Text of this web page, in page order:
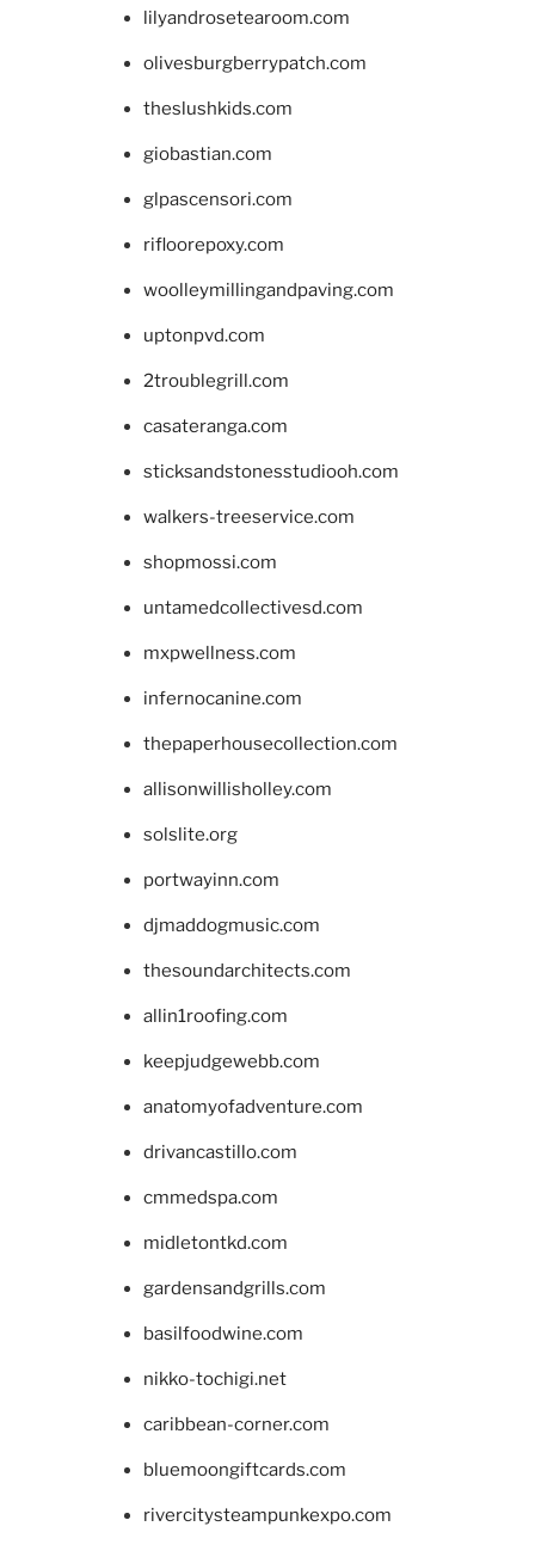
lilyandrosetearoom.com
olivesburgberrypatch.com
theslushkids.com
giobastian.com
glpascensori.com
rifloorepoxy.com
woolleymillingandpaving.com
uptonpvd.com
2troublegrill.com
casateranga.com
sticksandstonesstudiooh.com
walkers-treeservice.com
shopmossi.com
untamedcollectivesd.com
mxpwellness.com
infernocanine.com
thepaperhousecollection.com
allisonwillisholley.com
solslite.org
portwayinn.com
djmaddogmusic.com
thesoundarchitects.com
allin1roofing.com
keepjudgewebb.com
anatomyofadventure.com
drivancastillo.com
cmmedspa.com
midletontkd.com
gardensandgrills.com
basilfoodwine.com
nikko-tochigi.net
caribbean-corner.com
bluemoongiftcards.com
rivercitysteampunkexpo.com